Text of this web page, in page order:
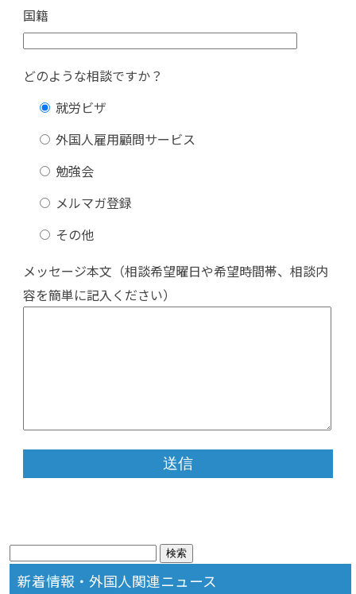
国籍
どのような相談ですか？
就労ビザ
外国人雇用顧問サービス
勉強会
メルマガ登録
その他
メッセージ本文（相談希望曜日や希望時間帯、相談内
容を簡単に記入ください）
検
索:
新着情報・外国人関連ニュース